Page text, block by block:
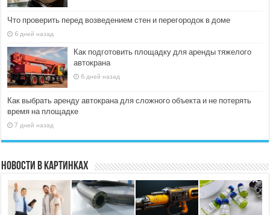
Что проверить перед возведением стен и перегородок в доме
6 дней назад
Как подготовить площадку для аренды тяжелого
автокрана
6 дней назад
Как выбрать аренду автокрана для сложного объекта и не потерять
время на площадке
7 дней назад
Новости в картинках